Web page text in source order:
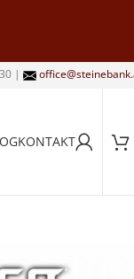
|
KONTAKT